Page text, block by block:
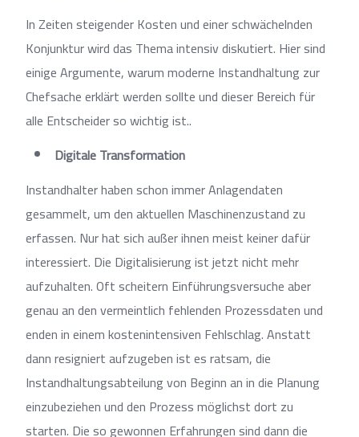
In Zeiten steigender Kosten und einer schwächelnden
Konjunktur wird das Thema intensiv diskutiert. Hier sind
einige Argumente, warum moderne Instandhaltung zur
Chefsache erklärt werden sollte und dieser Bereich für
alle Entscheider so wichtig ist..
Digitale Transformation
Instandhalter haben schon immer Anlagendaten
gesammelt, um den aktuellen Maschinenzustand zu
erfassen. Nur hat sich außer ihnen meist keiner dafür
interessiert. Die Digitalisierung ist jetzt nicht mehr
aufzuhalten. Oft scheitern Einführungsversuche aber
genau an den vermeintlich fehlenden Prozessdaten und
enden in einem kostenintensiven Fehlschlag. Anstatt
dann resigniert aufzugeben ist es ratsam, die
Instandhaltungsabteilung von Beginn an in die Planung
einzubeziehen und den Prozess möglichst dort zu
starten. Die so gewonnen Erfahrungen sind dann die